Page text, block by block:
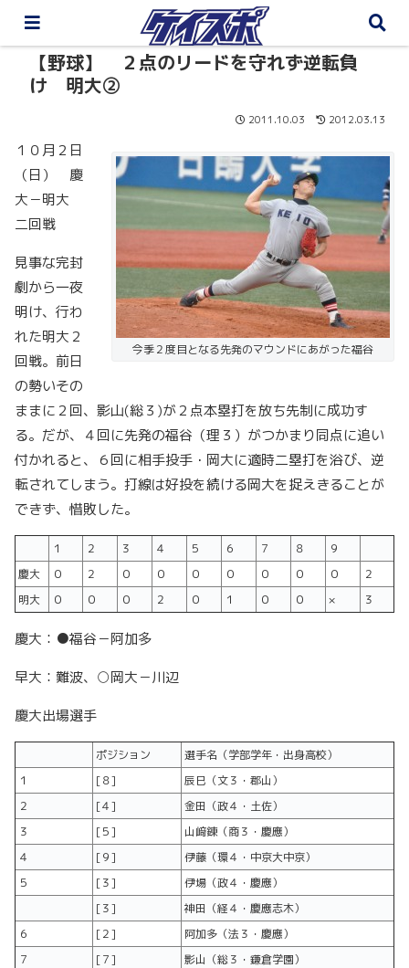
【野球】 ２点のリードを守れず逆転負
け 明大②
2011.10.03 2012.03.13
今季２度目となる先発のマウンドにあがった福谷
１０月２日
（日） 慶
大－明大
二回戦
見事な完封
劇から一夜
明け、行わ
れた明大２
回戦。前日
の勢いその
ままに２回、影山(総３)が２点本塁打を放ち先制に成功す
る。だが、４回に先発の福谷（理３）がつかまり同点に追い
付かれると、６回に相手投手・岡大に適時二塁打を浴び、逆
転されてしまう。打線は好投を続ける岡大を捉えきることが
できず、惜敗した。
１ ２ ３ ４ ５ ６ ７ ８
９
慶大
０ ２ ０ ０ ０ ０ ０ ０ ０
２
明大
０ ０ ０ ２ ０ １ ０ ０ × ３
慶大：●福谷－阿加多
早大：難波、○岡大－川辺
慶大出場選手
ポジション
選手名（学部学年・出身高校）
１
[８]
辰巳（文３・郡山）
２
[４]
金田（政４・土佐）
３
[５]
山﨑錬（商３・慶應）
４
[９]
伊藤（環４・中京大中京）
５
[３]
伊場（政４・慶應）
[３]
神田（経４・慶應志木）
６
[２]
阿加多（法３・慶應）
７
[７]
影山（総３・鎌倉学園）